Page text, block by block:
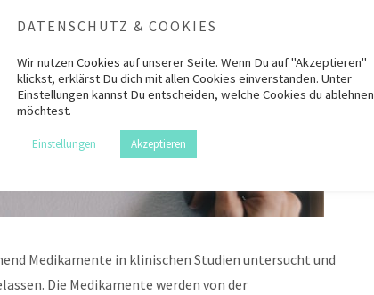
Medikamente in klinischen Studien untersucht und
Die Medikamente werden von der
DATENSCHUTZ & COOKIES
Wir nutzen Cookies auf unserer Seite. Wenn Du auf "Akzeptieren"
klickst, erklärst Du dich mit allen Cookies einverstanden. Unter
Einstellungen kannst Du entscheiden, welche Cookies du ablehnen
möchtest.
Einstellungen Akzeptieren